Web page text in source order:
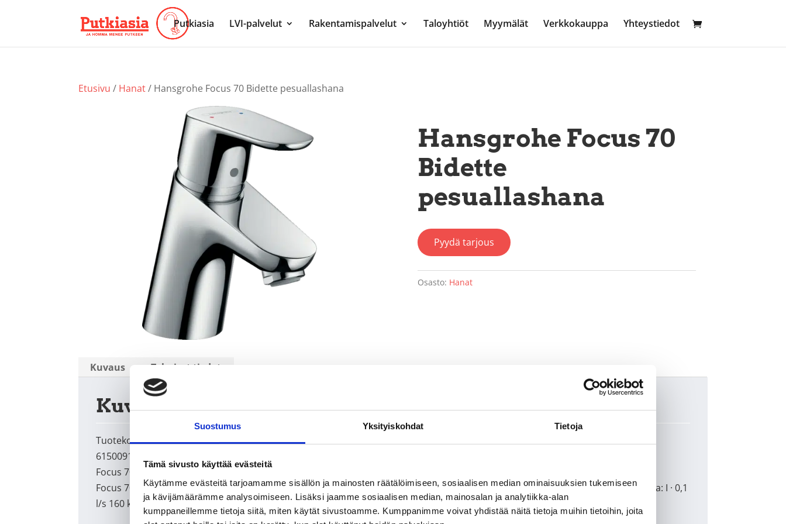
Suostumus Yksityiskohdat Tietoja
Tämä sivusto käyttää evästeitä
Käytämme evästeitä tarjoamamme sisällön ja mainosten räätälöimiseen, sosiaalisen median ominaisuuksien tukemiseen
ja kävijämäärämme analysoimiseen. Lisäksi jaamme sosiaalisen median, mainosalan ja analytiikka-alan
kumppaneillemme tietoja siitä, miten käytät sivustoamme. Kumppanimme voivat yhdistää näitä tietoja muihin tietoihin, joita
Putkiasia LVI-palvelut Rakentamispalvelut Taloyhtiöt Myymälät Verkkokauppa Yhteystiedot
Etusivu / Hanat/ Hansgrohe Focus 70 Bidette pesuallashana
Hansgrohe Focus 70
Bidette
pesuallashana
Pyydä tarjous
Osasto: Hanat
Kuvaus Tekniset tiedot
Kuvaus
Tuotekoodi
6150091
Focus 70 bidette Pesuallashana ilman Pohjaventtiiliä Hansgrohe
Focus 70 Bidette pesuallashana ilman pohjaventtiiliä · virtaama: 5 l/min · keraaminen säätöosa · ilman pohjaventtiiliä · ääniluokka: I · 0,1
l/s 160 kPakromi